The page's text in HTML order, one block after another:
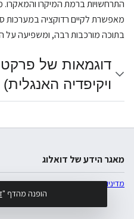
התרחשויות ברמת המיקרו
מאפשרת לקיים רדוקציה במערכות
בתוכה מורכבות רבה, ומשפיעה על
דוגמאות של
ויקיפדיה האנגלית)
מאגר הידע של דואלוג
מדיניות פרטיות
תצוגת מחשבים
הופנה מהדף "